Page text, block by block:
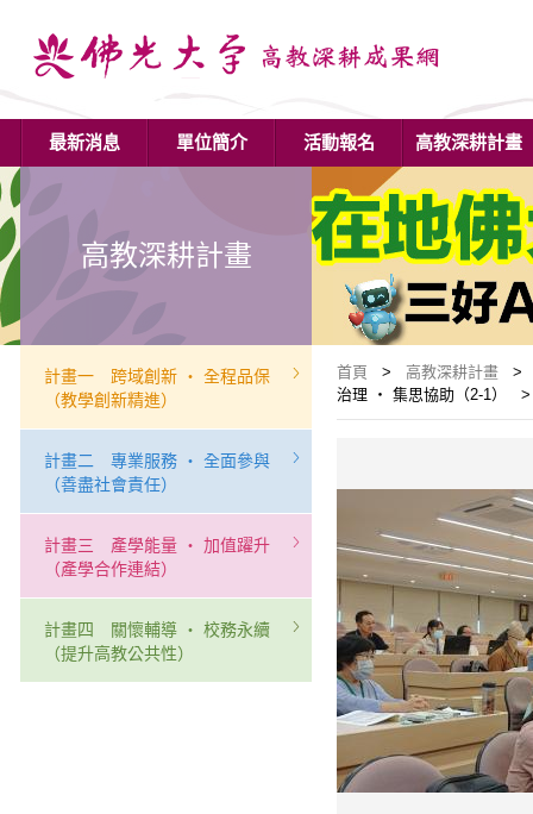
最新消息 單位簡介 活動報名 高教深耕計畫
高教深耕計畫
計畫一 跨域創新 ‧ 全程品保
（教學創新精進）
計畫二 專業服務 ‧ 全面參與
（善盡社會責任）
計畫三 產學能量 ‧ 加值躍升
（產學合作連結）
計畫四 關懷輔導 ‧ 校務永續
（提升高教公共性）
首頁 > 高教深耕計畫 >
治理 ‧ 集思協助（2-1）